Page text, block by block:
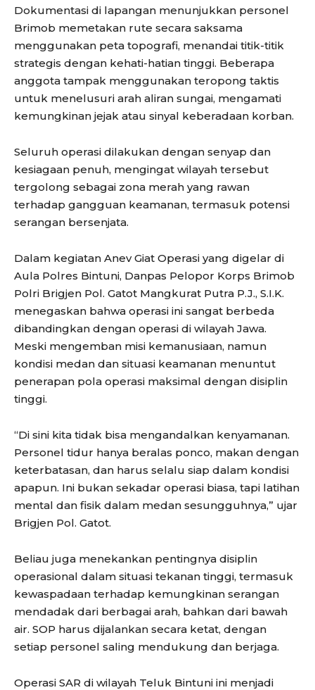
Dokumentasi di lapangan menunjukkan personel
Brimob memetakan rute secara saksama
menggunakan peta topografi, menandai titik-titik
strategis dengan kehati-hatian tinggi. Beberapa
anggota tampak menggunakan teropong taktis
untuk menelusuri arah aliran sungai, mengamati
kemungkinan jejak atau sinyal keberadaan korban.
Seluruh operasi dilakukan dengan senyap dan
kesiagaan penuh, mengingat wilayah tersebut
tergolong sebagai zona merah yang rawan
terhadap gangguan keamanan, termasuk potensi
serangan bersenjata.
Dalam kegiatan Anev Giat Operasi yang digelar di
Aula Polres Bintuni, Danpas Pelopor Korps Brimob
Polri Brigjen Pol. Gatot Mangkurat Putra P.J., S.I.K.
menegaskan bahwa operasi ini sangat berbeda
dibandingkan dengan operasi di wilayah Jawa.
Meski mengemban misi kemanusiaan, namun
kondisi medan dan situasi keamanan menuntut
penerapan pola operasi maksimal dengan disiplin
tinggi.
“Di sini kita tidak bisa mengandalkan kenyamanan.
Personel tidur hanya beralas ponco, makan dengan
keterbatasan, dan harus selalu siap dalam kondisi
apapun. Ini bukan sekadar operasi biasa, tapi latihan
mental dan fisik dalam medan sesungguhnya,” ujar
Brigjen Pol. Gatot.
Beliau juga menekankan pentingnya disiplin
operasional dalam situasi tekanan tinggi, termasuk
kewaspadaan terhadap kemungkinan serangan
mendadak dari berbagai arah, bahkan dari bawah
air. SOP harus dijalankan secara ketat, dengan
setiap personel saling mendukung dan berjaga.
Operasi SAR di wilayah Teluk Bintuni ini menjadi